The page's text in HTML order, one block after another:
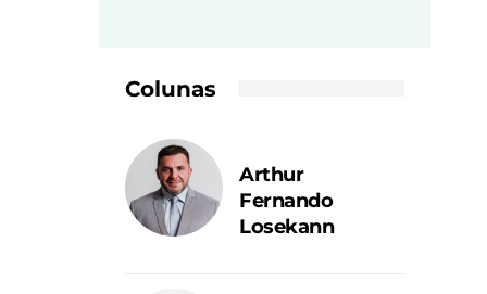
Colunas
Arthur
Fernando
Losekann